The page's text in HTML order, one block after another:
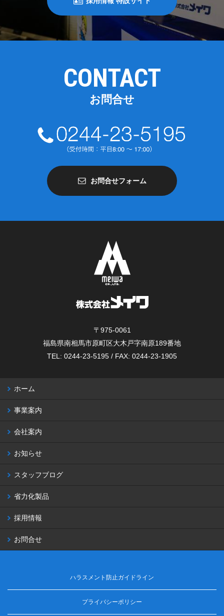
CONTACT
お問合せ
お問合せフォーム
〒975-0061
福島県南相馬市原町区大木戸字南原189番地
TEL: 0244-23-5195 / FAX: 0244-23-1905
ホーム
事業案内
会社案内
お知らせ
スタッフブログ
省力化製品
採用情報
お問合せ
ハラスメント防止ガイドライン
プライバシーポリシー